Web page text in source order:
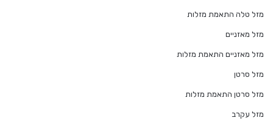
מזל טלה התאמת מזלות
מזל מאזניים
מזל מאזניים התאמת מזלות
מזל סרטן
מזל סרטן התאמת מזלות
מזל עקרב